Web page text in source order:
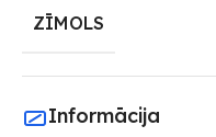
ZĪMOLS
Informācija